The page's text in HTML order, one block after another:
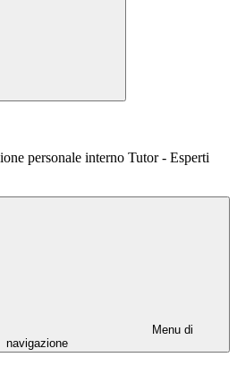
personale interno Tutor - Esperti
Menu di
navigazione